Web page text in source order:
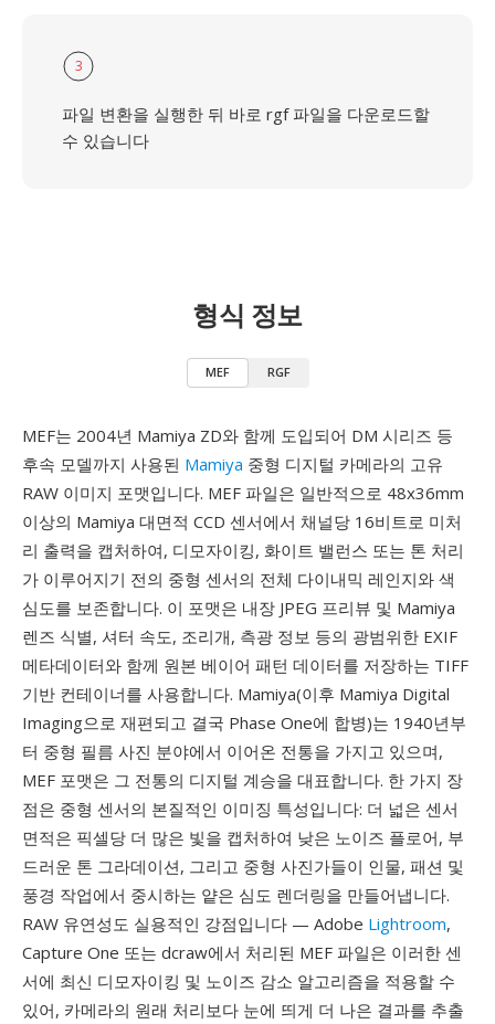
3
파일 변환을 실행한 뒤 바로 rgf 파일을 다운로드할
수 있습니다
형식 정보
MEF RGF
MEF는 2004년 Mamiya ZD와 함께 도입되어 DM 시리즈 등
후속 모델까지 사용된 Mamiya 중형 디지털 카메라의 고유
RAW 이미지 포맷입니다. MEF 파일은 일반적으로 48x36mm
이상의 Mamiya 대면적 CCD 센서에서 채널당 16비트로 미처
리 출력을 캡처하여, 디모자이킹, 화이트 밸런스 또는 톤 처리
가 이루어지기 전의 중형 센서의 전체 다이내믹 레인지와 색
심도를 보존합니다. 이 포맷은 내장 JPEG 프리뷰 및 Mamiya
렌즈 식별, 셔터 속도, 조리개, 측광 정보 등의 광범위한 EXIF
메타데이터와 함께 원본 베이어 패턴 데이터를 저장하는 TIFF
기반 컨테이너를 사용합니다. Mamiya(이후 Mamiya Digital
Imaging으로 재편되고 결국 Phase One에 합병)는 1940년부
터 중형 필름 사진 분야에서 이어온 전통을 가지고 있으며,
MEF 포맷은 그 전통의 디지털 계승을 대표합니다. 한 가지 장
점은 중형 센서의 본질적인 이미징 특성입니다: 더 넓은 센서
면적은 픽셀당 더 많은 빛을 캡처하여 낮은 노이즈 플로어, 부
드러운 톤 그라데이션, 그리고 중형 사진가들이 인물, 패션 및
풍경 작업에서 중시하는 얕은 심도 렌더링을 만들어냅니다.
RAW 유연성도 실용적인 강점입니다 — Adobe Lightroom,
Capture One 또는 dcraw에서 처리된 MEF 파일은 이러한 센
서에 최신 디모자이킹 및 노이즈 감소 알고리즘을 적용할 수
있어, 카메라의 원래 처리보다 눈에 띄게 더 나은 결과를 추출